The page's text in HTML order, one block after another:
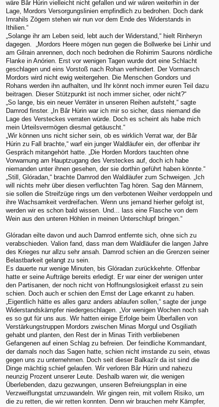
wäre Bâr Húrin vielleicht nicht gefallen und wir wären weiterhin in der
Lage, Mordors Versorgungslinien empfindlich zu bedrohen. Doch dank
Imrahils Zögern stehen wir nun vor dem Ende des Widerstands in
Ithilien.“
„Solange ihr am Leben seid, lebt auch der Widerstand,“ hielt Rinheryn
dagegen. „Mordors Heere mögen nun gegen die Bollwerke bei Linhir und
am Gilrain anrennen, doch noch bedrohen die Rohirrim Saurons nördliche
Flanke in Anórien. Erst vor wenigen Tagen wurde dort eine Schlacht
geschlagen und eins Vorstoß nach Rohan verhindert. Der Vormarsch
Mordors wird nicht ewig weitergehen. Die Menschen Gondors und
Rohans werden ihn aufhalten, und Ihr könnt noch immer euren Teil dazu
beitragen. Dieser Stützpunkt ist noch immer sicher, oder nicht?“
„So lange, bis ein neuer Verräter in unseren Reihen aufsteht,“ sagte
Damrod finster. „In Bâr Húrin war ich mir so sicher, dass niemand die
Lage des Versteckes verraten würde. Doch es scheint als habe mich
mein Urteilsvermögen diesmal getäuscht.“
„Wir können uns nicht sicher sein, ob es wirklich Verrat war, der Bâr
Húrin zu Fall brachte,“ warf ein junger Waldläufer ein, der offenbar ihr
Gespräch mitangehört hatte. „Die Horden Mordors tauchten ohne
Vorwarnung am Hauptzugang des Versteckes auf, doch ich habe
niemanden unter ihnen gesehen, der sie dorthin geführt haben könnte.“
„Still, Glóradan,“ brachte Damrod den Waldläufer zum Schweigen. „Ich
will nichts mehr über diesen verfluchten Tag hören. Sag den Männern,
sie sollen die Streifzüge rings um den verbotenen Weiher verdoppeln und
ihre Wachsamkeit verdreifachen. Wenn uns jemand hierher gefolgt ist,
werden wir es schon bald wissen. Und... lass eine Flasche von dem
Wein aus den unteren Höhlen in meinen Unterschlupf bringen.“
Glóradan eilte davon und auch Damrod entfernte sich, ohne sich zu
verabschieden. Valion fand, dass man dem Waldläufer die langen Jahre
des Krieges nur allzu sehr ansah. Damrod schien an die Grenzen seiner
Belastbarkeit gelangt zu sein.
Es dauerte nur wenige Minuten, bis Glóradan zurückkehrte. Offenbar
hatte er seine Aufträge bereits erledigt. Er war einer der wenigen unter
den Partisanen, der noch nicht von Hoffnungslosigkeit erfasst zu sein
schien. Doch auch er schien den Ernst der Lage erkannt zu haben.
„Eigentlich hätte es alles ganz anders ablaufen sollen,“ sagte der junge
Widerstandskämpfer niedergeschlagen. „Vor wenigen Wochen noch sah
es so gut für uns aus. Wir hatten einige Erfolge beim Überfallen von
Verstärkungstruppen Mordors zwischen Minas Morgul und Osgiliath
gehabt und planten, den Rest der in Minas Tirith verbliebenen
Gefangenen auf einen Schlag zu befreien. Der feindliche Kommandant,
der damals noch das Sagen hatte, schien nicht imstande zu sein, etwas
gegen uns zu unternehmen. Doch seit dieser Balkazîr da ist sind die
Dinge mächtig schief gelaufen. Wir verloren Bâr Húrin und nahezu
neunzig Prozent unserer Leute. Deshalb waren wir, die wenigen
Überlebenden, dazu gezwungen, unseren Befreiungsplan in eine
Verzweiflungstat umzuwandeln. Wir gingen rein, mit vollem Risiko, um
die zu retten, die wir retten konnten. Denn wir brauchen mehr Kämpfer,